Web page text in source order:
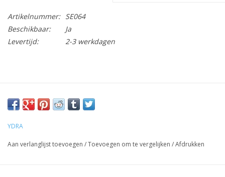
Artikelnummer: SE064
Beschikbaar:
Ja
Levertijd:
2-3 werkdagen
YDRA
Aan verlanglijst toevoegen /Toevoegen om te vergelijken /Afdrukken